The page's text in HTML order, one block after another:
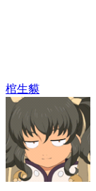
棺生貘